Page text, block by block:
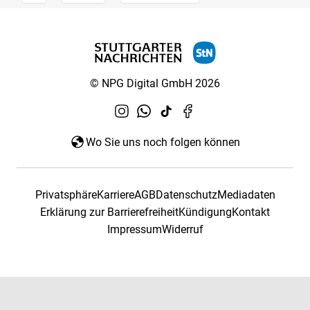
© NPG Digital GmbH 2026
Wo Sie uns noch folgen können
PrivatsphäreKarriereAGBDatenschutzMediadaten
Erklärung zur BarrierefreiheitKündigungKontakt
ImpressumWiderruf